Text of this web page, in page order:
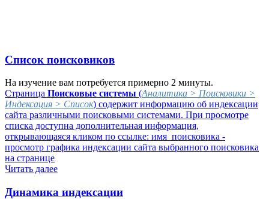
Список поисковиков
На изучение вам потребуется примерно 2 минуты.
Страница Поисковые системы (Аналитика > Поисковики >
Индексация > Список) содержит информацию об индексации
сайта различными поисковыми системами. При просмотре
списка доступна дополнительная информация,
открывающаяся кликом по ссылке: имя_поисковика -
просмотр графика индексации сайта выбранного поисковика
на странице
Читать далее
Динамика индексации